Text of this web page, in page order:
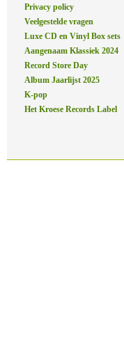
Privacy policy
Veelgestelde vragen
Luxe CD en Vinyl Box sets
Aangenaam Klassiek 2024
Record Store Day
Album Jaarlijst 2025
K-pop
Het Kroese Records Label